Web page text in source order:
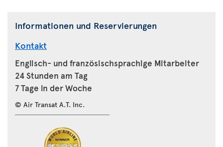
Informationen und Reservierungen
Kontakt
Englisch- und französischsprachige Mitarbeiter
24 Stunden am Tag
7 Tage in der Woche
© Air Transat A.T. Inc.